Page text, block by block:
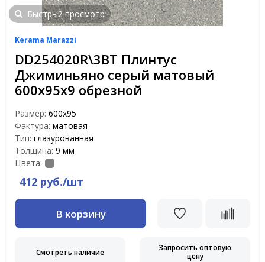
Быстрый просмотр
Kerama Marazzi
DD254020R\3BT Плинтус
Джиминьяно серый матовый
600х95х9 обрезной
Размер: 600х95
Фактура: матовая
Тип: глазурованная
Толщина: 9 мм
Цвета:
412 руб./шт
В корзину
Смотреть наличие
Запросить оптовую
цену